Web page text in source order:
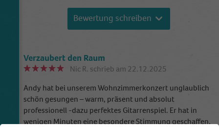
Bewertung schreiben
Verzaubert den Raum
Nic R. schrieb am 22.12.2025
Andy hat bei unserem Wohnzimmerkonzert unglaublich
schön gesungen – warm, präsent und absolut
professionell -dazu perfektes Gitarrenspiel. Er hat in
wenigen Minuten eine besondere Stimmung geschaffen,